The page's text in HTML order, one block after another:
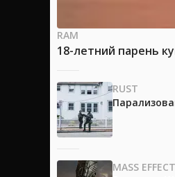
RAM
18-летний парень
RUST
MASS EFFECT